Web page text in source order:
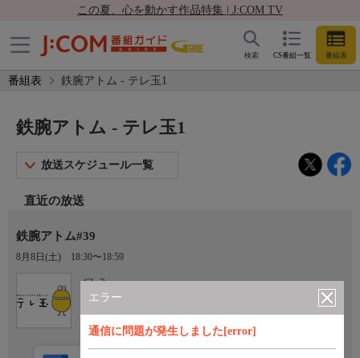
この夏、心を動かす作品特集 | J:COM TV
CS番組一覧 番組表
検索
番組表 鉄腕アトム - テレ玉1
エラー
通信に問題が発生しました[error]
鉄腕アトム - テレ玉1
放送スケジュール一覧
直近の放送
鉄腕アトム#39
8月8日(土) 18:30〜18:59
Ch.3
テレ玉1